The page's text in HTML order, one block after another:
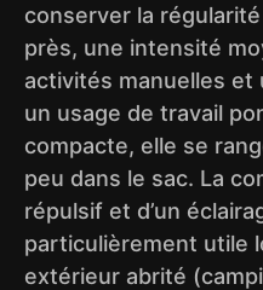
conserver la
près, une intensité
activités manuelles
un usage de travail
compacte, elle se
peu dans le sac. La
répulsif et d’un
particulièrement utile
extérieur abrité